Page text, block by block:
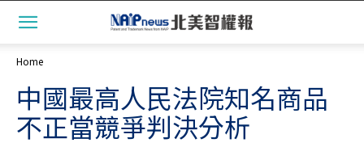
Home
中國最高人民法院知名商品
不正當競爭判決分析